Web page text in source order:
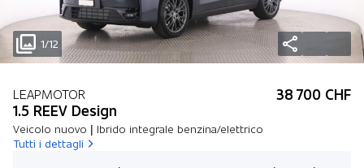
1/12
LEAPMOTOR
1.5 REEV Design
Veicolo nuovo | Ibrido integrale benzina/elettrico
Tutti i dettagli
38 700 CHF